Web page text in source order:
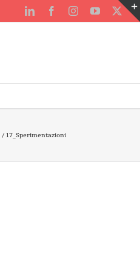
LinkedInFacebookInstagramYouTube
X
17_Sperimentazioni